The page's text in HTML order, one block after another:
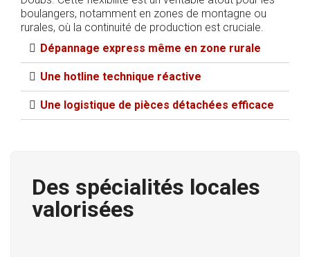
boulangers, notamment en zones de montagne ou
rurales, où la continuité de production est cruciale.
Dépannage express même en zone rurale
Une hotline technique réactive
Une logistique de pièces détachées efficace​
Des spécialités locales
valorisées